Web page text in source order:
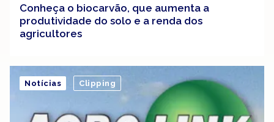
Conheça o biocarvão, que aumenta a
produtividade do solo e a renda dos
agricultores
Notícias Clipping